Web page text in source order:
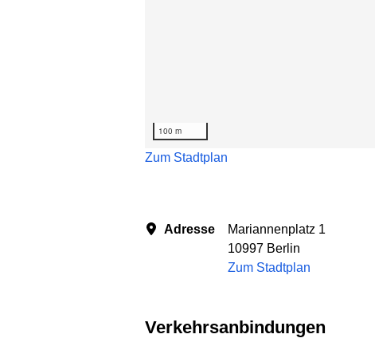
100 m
Zum Stadtplan
Adresse
Mariannenplatz 1
10997 Berlin
Zum Stadtplan
Verkehrsanbindungen